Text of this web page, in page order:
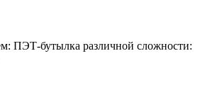
ПЭТ-бутылка различной сложности: